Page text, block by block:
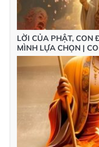
LỜI CỦA PHẬT, CON
MÌNH LỰA CHỌN |